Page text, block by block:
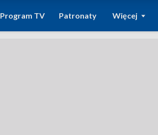
Program TV Patronaty Więcej